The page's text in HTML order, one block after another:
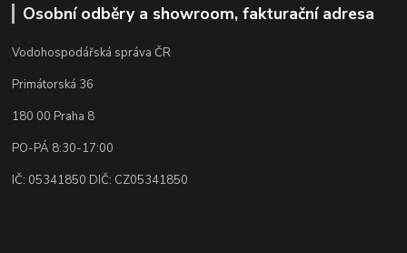
Osobní odběry a showroom, fakturační adresa
Vodohospodářská správa ČR
Primátorská 36
180 00 Praha 8
PO-PÁ 8:30-17:00
IČ: 05341850 DIČ: CZ05341850